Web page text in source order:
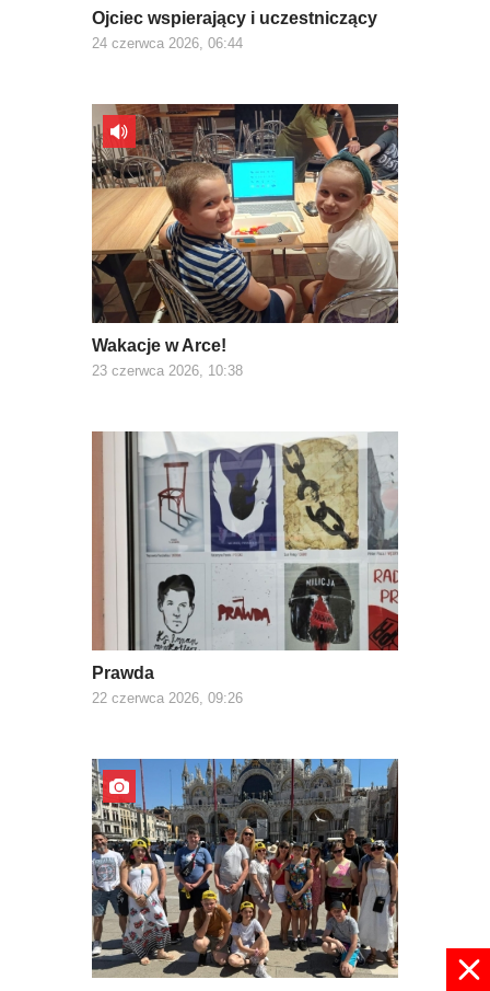
Ojciec wspierający i uczestniczący
24 czerwca 2026, 06:44
Wakacje w Arce!
23 czerwca 2026, 10:38
Prawda
22 czerwca 2026, 09:26